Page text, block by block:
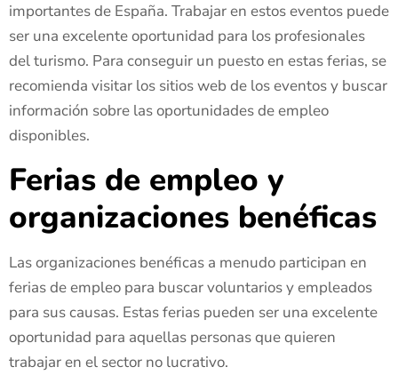
importantes de España. Trabajar en estos eventos puede
ser una excelente oportunidad para los profesionales
del turismo. Para conseguir un puesto en estas ferias, se
recomienda visitar los sitios web de los eventos y buscar
información sobre las oportunidades de empleo
disponibles.
Ferias de empleo y
organizaciones benéficas
Las organizaciones benéficas a menudo participan en
ferias de empleo para buscar voluntarios y empleados
para sus causas. Estas ferias pueden ser una excelente
oportunidad para aquellas personas que quieren
trabajar en el sector no lucrativo.